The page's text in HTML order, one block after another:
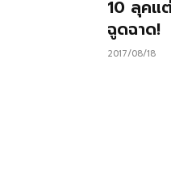
10 ลุคแ
ฉูดฉาด!
2017/08/18